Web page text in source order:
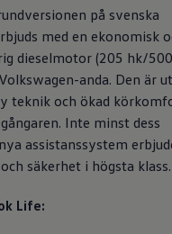
på svenska
med en ekonomisk
dieselmotor (205 hk/500
Volkswagen-anda. Den är
teknik och ökad
Inte minst dess
assistanssystem
säkerhet i högsta klass.
Life: